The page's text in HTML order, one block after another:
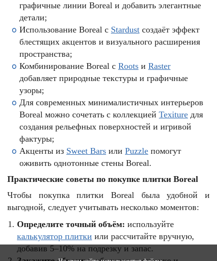
графичные линии Boreal и добавить элегантные
детали;
Использование Boreal с Stardust создаёт эффект
блестящих акцентов и визуального расширения
пространства;
Комбинирование Boreal с Roots и Raster
добавляет природные текстуры и графичные
узоры;
Для современных минималистичных интерьеров
Boreal можно сочетать с коллекцией Texiture для
создания рельефных поверхностей и игривой
фактуры;
Акценты из Sweet Bars или Puzzle помогут
оживить однотонные стены Boreal.
Практические советы по покупке плитки Boreal
Чтобы покупка плитки Boreal была удобной и
выгодной, следует учитывать несколько моментов:
Определите точный объём: используйте
калькулятор плитки или рассчитайте вручную,
добавив 5–10% на подрезку и запас.